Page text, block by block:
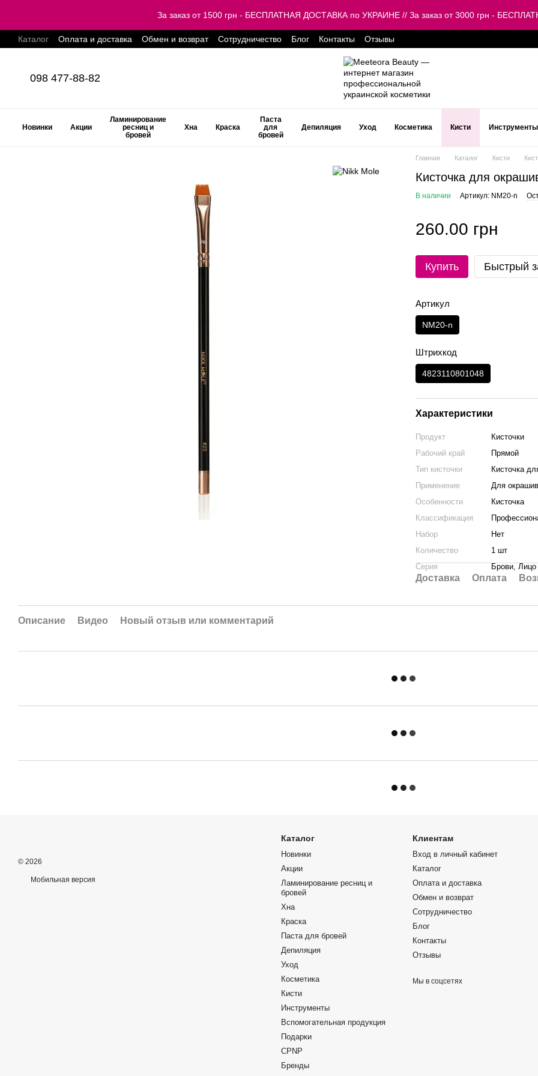
За заказ от 1500 грн - БЕСПЛАТНАЯ ДОСТАВКА по УКРАИНЕ // За заказ от 3000 грн -
Каталог Оплата и доставка Обмен и возврат Сотрудничество Блог Контакты Отзывы
098 477-88-82
Новинки Акции
Ламинирование
ресниц и
бровей
Хна Краска
Паста
для
бровей
Депиляция Уход Косметика Кисти Инструменты
Главная Каталог Кисти
Кисточка для
В наличии Артикул: NM20-n
260.00 грн
Купить Быстрый
Артикул
NM20-n
Штрихкод
4823110801048
Характеристики
Продукт
Кисточки
Рабочий край
Прямой
Тип кисточки
Кисточка
Применение
Для
Особенности
Кисточка
Классификация
Набор
Нет
Количество
1 шт
Серия
Брови, Лицо
Доставка Оплата
Описание Видео Новый отзыв или комментарий
© 2026
Мобильная версия
Каталог
Новинки
Акции
Ламинирование ресниц и
бровей
Хна
Краска
Паста для бровей
Депиляция
Уход
Косметика
Кисти
Инструменты
Вспомогательная продукция
Подарки
CPNP
Бренды
Клиентам
Вход в личный кабинет
Каталог
Оплата и доставка
Обмен и возврат
Сотрудничество
Блог
Контакты
Отзывы
Мы в соцсетях